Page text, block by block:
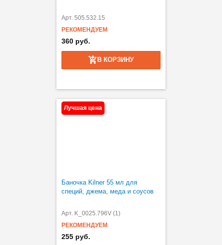
Арт. 505.532.15
РЕКОМЕНДУЕМ
360 руб.
В КОРЗИНУ
Лучшая цена
Баночка Kilner 55 мл для
специй, джема, меда и соусов
Арт. K_0025.796V (1)
РЕКОМЕНДУЕМ
255 руб.